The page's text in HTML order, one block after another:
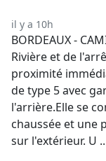
il y a 10h
BORDEAUX -
Rivière et de
proximité
de type 5 avec
l'arrière.Elle se
chaussée et une
sur l'extérieur. U